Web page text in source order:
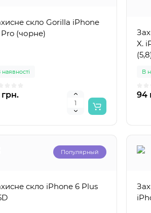
скло Gorilla iPhone
Pro (чорне)
наявності
грн.
X.
В
94
Популярный
скло iPhone 6 Plus